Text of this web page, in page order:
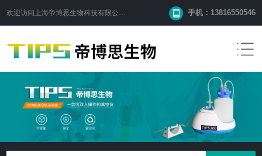
欢迎访问 上海帝博思生物科技有限公司 手机：13816550546